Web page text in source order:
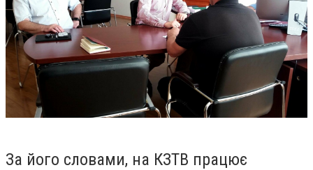
За його словами, на КЗТВ працює